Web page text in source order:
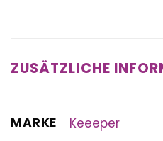
ZUSÄTZLICHE
MARKE Keeeper